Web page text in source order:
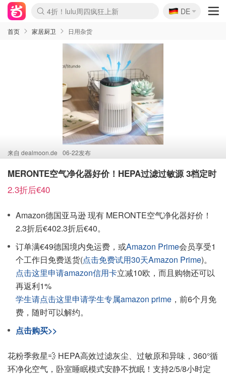
Boticinal 夏促开抢！
4折！lulu周四疯狂上新
还没结束！&OtherStories大促
Joybuy变相75折 随时失效
速领！Stanley独家85折
疑似霸哥！Camper额外叠85折
Zalando 奥莱闪促！每日更新
Moncler反季囤！5折起+叠9折
Coach Brooklyn仅€192
🇩🇪
DE
首页 家居厨卫 日用杂货
来自 dealmoon.de 06-22发布
MERONTE空气净化器好价！HEPA过滤过敏源 3档定时
2.3折后€40
Amazon德国亚马逊 现有 MERONTE空气净化器好价！
2.3折后€402.3折后€40。
订单满€49德国境内免运费，或Amazon Prime会员享受1
个工作日免费送货(点击免费试用30天Amazon Prime)。
点击这里申请amazon信用卡立减10欧，而且购物还可以
再返利1%
学生请点击这里申请学生专属amazon prime ，前6个月免
费，随时可以解约。
点击购买>>
花粉季救星💨 HEPA高效过滤灰尘、过敏原和异味，360°循
环净化空气，卧室睡眠模式安静不扰眠！支持2/5/8小时定